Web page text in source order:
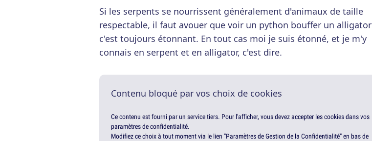
Si les serpents se nourrissent généralement d'animaux de taille
respectable, il faut avouer que voir un python bouffer un alligator
c'est toujours étonnant. En tout cas moi je suis étonné, et je m'y
connais en serpent et en alligator, c'est dire.
Contenu bloqué par vos choix de cookies
Ce contenu est fourni par un service tiers. Pour l'afficher, vous devez accepter les cookies dans vos
paramètres de confidentialité.
Modifiez ce choix à tout moment via le lien "Paramètres de Gestion de la Confidentialité" en bas de